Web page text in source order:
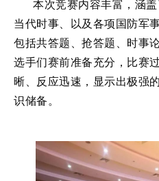
本次竞赛内容丰富，涵
当代时事、以及各项国防军
包括共答题、抢答题、时事
选手们赛前准备充分，比赛
晰、反应迅速，显示出极强
识储备。